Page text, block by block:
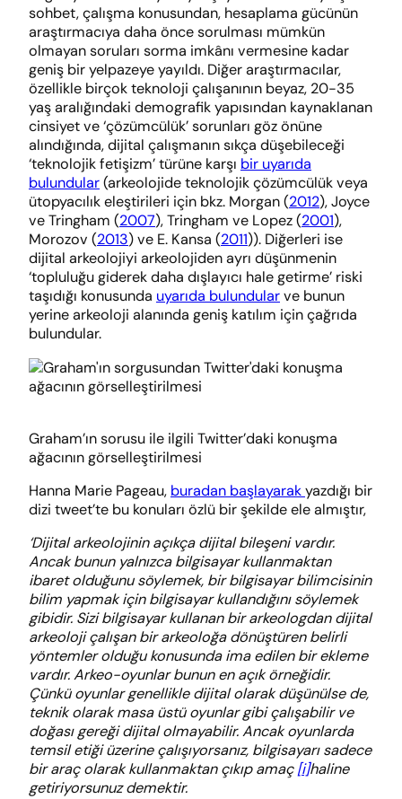
sohbet, çalışma konusundan, hesaplama gücünün
araştırmacıya daha önce sorulması mümkün
olmayan soruları sorma imkânı vermesine kadar
geniş bir yelpazeye yayıldı. Diğer araştırmacılar,
özellikle birçok teknoloji çalışanının beyaz, 20-35
yaş aralığındaki demografik yapısından kaynaklanan
cinsiyet ve ‘çözümcülük’ sorunları göz önüne
alındığında, dijital çalışmanın sıkça düşebileceği
‘teknolojik fetişizm’ türüne karşı bir uyarıda
bulundular(arkeolojide teknolojik çözümcülük veya
ütopyacılık eleştirileri için bkz. Morgan (2012), Joyce
ve Tringham (2007), Tringham ve Lopez (2001),
Morozov (2013) ve E. Kansa (2011)). Diğerleri ise
dijital arkeolojiyi arkeolojiden ayrı düşünmenin
‘topluluğu giderek daha dışlayıcı hale getirme’ riski
taşıdığı konusunda uyarıda bulundularve bunun
yerine arkeoloji alanında geniş katılım için çağrıda
bulundular.
Graham’ın sorusu ile ilgili Twitter’daki konuşma
ağacının görselleştirilmesi
Hanna Marie Pageau, buradan başlayarakyazdığı bir
dizi tweet’te bu konuları özlü bir şekilde ele almıştır,
‘Dijital arkeolojinin açıkça dijital bileşeni vardır.
Ancak bunun yalnızca bilgisayar kullanmaktan
ibaret olduğunu söylemek, bir bilgisayar bilimcisinin
bilim yapmak için bilgisayar kullandığını söylemek
gibidir. Sizi bilgisayar kullanan bir arkeologdan dijital
arkeoloji çalışan bir arkeoloğa dönüştüren belirli
yöntemler olduğu konusunda ima edilen bir ekleme
vardır. Arkeo-oyunlar bunun en açık örneğidir.
Çünkü oyunlar genellikle dijital olarak düşünülse de,
teknik olarak masa üstü oyunlar gibi çalışabilir ve
doğası gereği dijital olmayabilir. Ancak oyunlarda
temsil etiği üzerine çalışıyorsanız, bilgisayarı sadece
bir araç olarak kullanmaktan çıkıp amaç[i]haline
getiriyorsunuz demektir.